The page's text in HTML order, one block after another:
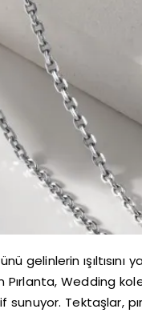
gelinlerin
Pırlanta, Wedding
sunuyor. Tektaşlar,